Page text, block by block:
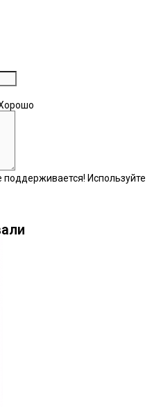
поддерживается! Используйте